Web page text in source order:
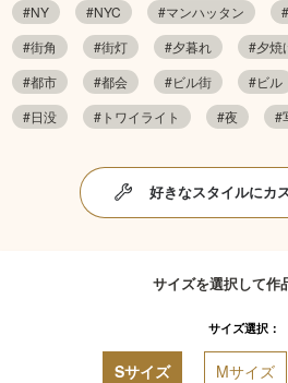
#NY
#NYC #マンハッタン
#街角
#街灯 #夕暮れ #夕焼
#都市
#都会 #ビル街 #ビル
#日没
#トワイライト #夜 #
好きなスタイルにカ
サイズを選択して作
サイズ選択：
Sサイズ Mサイズ